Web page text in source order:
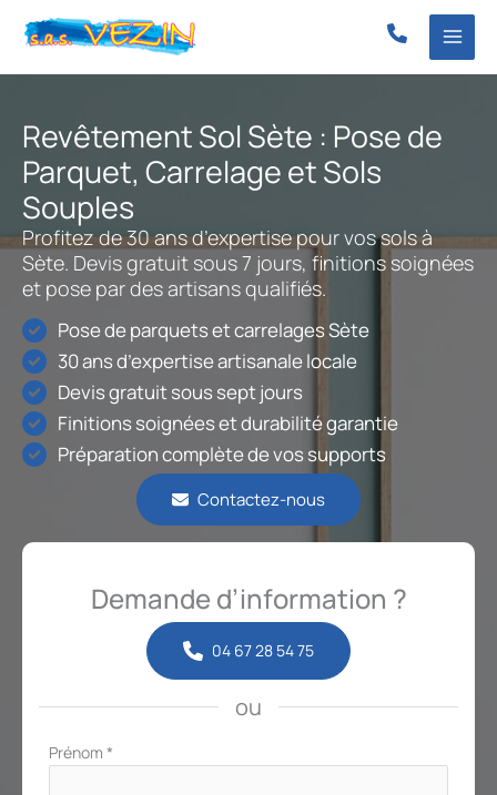
Revêtement Sol Sète : Pose de
Parquet, Carrelage et Sols
Souples
Profitez de 30 ans d’expertise pour vos sols à
Sète. Devis gratuit sous 7 jours, finitions soignées
et pose par des artisans qualifiés.
Pose de parquets et carrelages Sète
30 ans d’expertise artisanale locale
Devis gratuit sous sept jours
Finitions soignées et durabilité garantie
Préparation complète de vos supports
Contactez-nous
Demande d’information ?
04 67 28 54 75
ou
Formulaire
Prénom *